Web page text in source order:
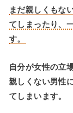
まだ親しくもな
てしまったり、
す。
自分が女性の立
親しくない男性
てしまいます。